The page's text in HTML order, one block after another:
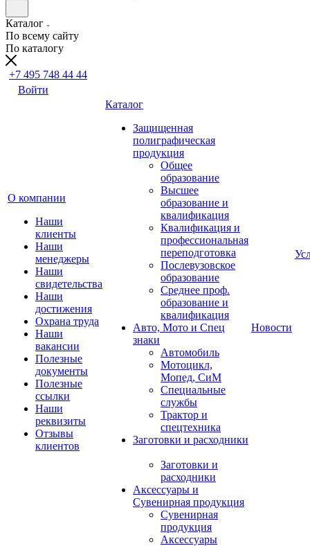
Каталог
По всему сайту
По каталогу
+7 495 748 44 44
Войти
О компании
Наши
клиенты
Наши
менеджеры
Наши
свидетельства
Наши
достижения
Охрана труда
Наши
вакансии
Полезные
документы
Полезные
ссылки
Наши
реквизиты
Отзывы
клиентов
Каталог
Защищенная
полиграфическая
продукция
Общее
образование
Высшее
образование и
квалификация
Квалификация и
профессиональная
переподготовка
Послевузовское
образование
Среднее проф.
образование и
квалификация
Авто, Мото и Спец
знаки
Автомобиль
Мотоцикл,
Мопед, СиМ
Специальные
службы
Трактор и
спецтехника
Заготовки и расходники
Заготовки и
расходники
Аксессуары и
Сувенирная продукция
Сувенирная
продукция
Аксессуары
Новости